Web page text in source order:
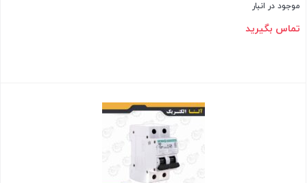
موجود در انبار
تماس بگیرید